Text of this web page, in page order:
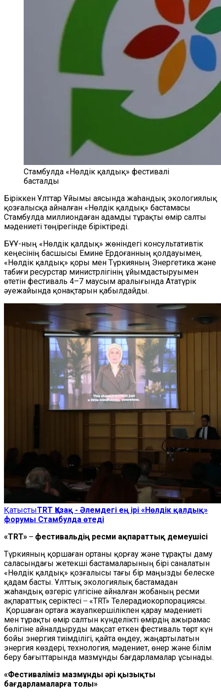
Стамбулда «Нөлдік қалдық» фестивалі
басталды
Біріккен Ұлттар Ұйымы аясында жаһандық экологиялық
қозғалысқа айналған «Нөлдік қалдық» бастамасы
Стамбулда миллиондаған адамды тұрақты өмір салты
мәдениеті төңірегінде біріктіреді.
БҰҰ-ның «Нөлдік қалдық» жөніндегі консультативтік
кеңесінің басшысы Емине Ердоғанның қолдауымен,
«Нөлдік қалдық» қоры мен Түркияның Энергетика және
табиғи ресурстар министрлігінің ұйымдастыруымен
өтетін фестиваль 4–7 маусым аралығында Ататүрік
әуежайында қонақтарын қабылдайды.
ҚатыстыTRT Қазақ - Әлемдегі ең ірі «Нөлдік қалдық»
форумы Стамбулда өтеді
«TRT» ̶ фестивальдің ресми ақпараттық демеушісі
Түркияның қоршаған ортаны қорғау және тұрақты даму
саласындағы жетекші бастамаларының бірі саналатын
«Нөлдік қалдық» қозғалысы тағы бір маңызды белеске
қадам басты. Ұлттық экологиялық бастамадан
жаһандық өзгеріс үлгісіне айналған жобаның ресми
ақпараттық серіктесі ̶ «TRT» Телерадиокорпорациясы.
Қоршаған ортаға жауапкершілікпен қарау мәдениеті
мен тұрақты өмір салтын күнделікті өмірдің ажырамас
бөлігіне айналдыруды мақсат еткен фестиваль төрт күн
бойы энергия тиімділігі, қайта өңдеу, жаңартылатын
энергия көздері, технология, мәдениет, өнер және білім
беру бағыттарында мазмұнды бағдарламалар ұсынады.
«Фестиваліміз мазмұнды әрі қызықты
бағдарламаларға толы»